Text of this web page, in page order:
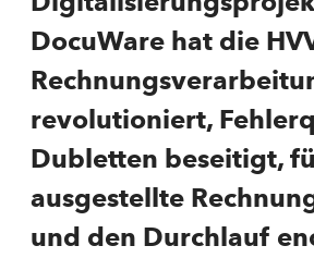
DocuWare hat die
revolutioniert,
Dubletten beseitigt,
ausgestellte
und den Durchlauf